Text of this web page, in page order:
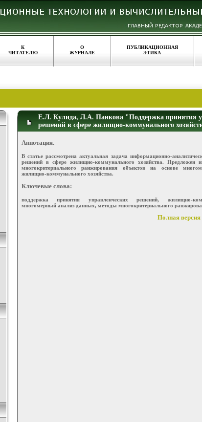
К
ЧИТАТЕЛЮ
О
ЖУРНАЛЕ
ПУБЛИКАЦИОННАЯ
ЭТИКА
Е.Л. Кулида, Л.А. Панкова "Поддержка принятия
решений в сфере жилищно-коммунального
Аннотация.
В статье рассмотрена актуальная задача информационно-
решений в сфере жилищно-коммунального хозяйства. Предложен
многокритериального ранжирования объектов на основе
жилищно-коммунального хозяйства.
Ключевые слова:
поддержка принятия управленческих решений, жилищно-
многомерный анализ данных, методы многокритериального
Полная версия